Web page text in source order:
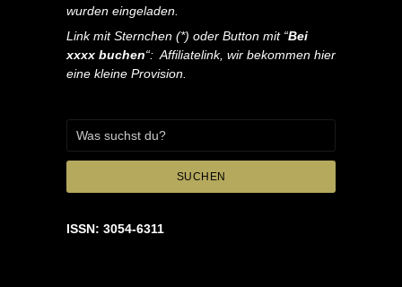
wurden eingeladen.
Link mit Sternchen (*) oder Button mit “Bei
xxxx buchen“: Affiliatelink, wir bekommen hier
eine kleine Provision.
SUCHEN
ISSN: 3054-6311